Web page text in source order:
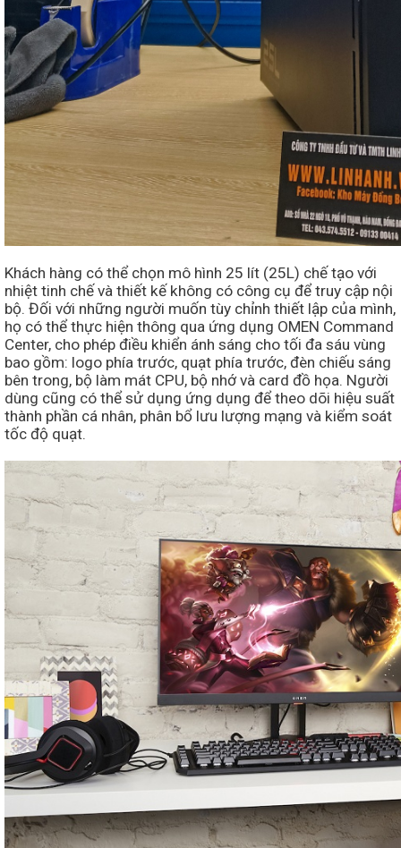
Khách hàng có thể chọn mô hình 25 lít (25L) chế tạo với
nhiệt tinh chế và thiết kế không có công cụ để truy cập nội
bộ. Đối với những người muốn tùy chỉnh thiết lập của mình,
họ có thể thực hiện thông qua ứng dụng OMEN Command
Center, cho phép điều khiển ánh sáng cho tối đa sáu vùng
bao gồm: logo phía trước, quạt phía trước, đèn chiếu sáng
bên trong, bộ làm mát CPU, bộ nhớ và card đồ họa. Người
dùng cũng có thể sử dụng ứng dụng để theo dõi hiệu suất
thành phần cá nhân, phân bổ lưu lượng mạng và kiểm soát
tốc độ quạt.